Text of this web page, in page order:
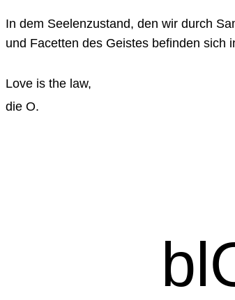
In dem Seelenzustand, den wir durch
und Facetten des Geistes befinden sich
Love is the law,
die O.